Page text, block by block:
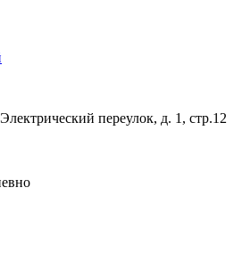
переулок, д. 1, стр.12